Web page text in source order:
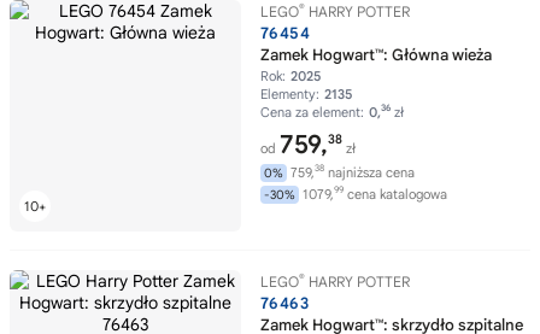
LEGO® HARRY POTTER
76454
Zamek Hogwart™: Główna wieża
Rok: 2025
Elementy: 2135
Cena za element: 0,36 zł
od 759,38
zł
0% 759,38 najniższa cena
-30% 1079,99 cena katalogowa
LEGO® HARRY POTTER
76463
Zamek Hogwart™: skrzydło szpitalne